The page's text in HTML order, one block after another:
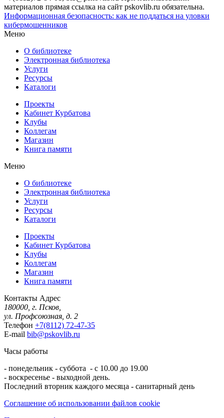
материалов прямая ссылка на сайт pskovlib.ru обязательна.
Информационная безопасность: как не поддаться на уловки
кибермошенников
Меню
О библиотеке
Электронная библиотека
Услуги
Ресурсы
Каталоги
Проекты
Кабинет Курбатова
Клубы
Коллегам
Магазин
Книга памяти
Меню
О библиотеке
Электронная библиотека
Услуги
Ресурсы
Каталоги
Проекты
Кабинет Курбатова
Клубы
Коллегам
Магазин
Книга памяти
Контакты Адрес
180000, г. Псков,
ул. Профсоюзная, д. 2
Телефон +7(8112) 72-47-35
E-mail bib@pskovlib.ru
Часы работы
- понедельник - суббота - с 10.00 до 19.00
- воскресенье - выходной день.
Последний вторник каждого месяца - санитарный день
Соглашение об использовании файлов cookie